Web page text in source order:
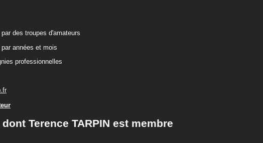
par des troupes d'amateurs
par années et mois
professionnelles
Terence TARPIN est membre